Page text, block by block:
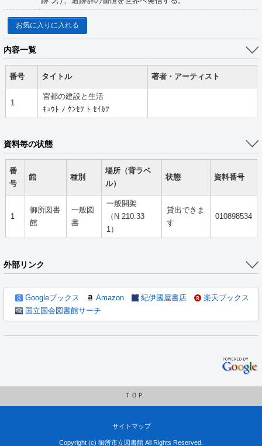
お気に入りに入れる
内容一覧
番号 タイトル 著者・アーティスト
1
宮都の建設と生活
ｷｭｳﾄ ﾉ ｹﾝｾﾂ ﾄ ｾｲｶﾂ
資料毎の状態
番
号
館 種別
場所（背ラベ
ル）
状態 資料番号
1
御所図書
館
一般図
書
一般開架
（N 210.33
1）
貸出できま
す
010898534
外部リンク
Googleブックス Amazon 紀伊國屋書店
楽天ブックス
国立国会図書館サーチ
ＴＯＰ
サイトマップ
Copyright (c) 御所市立図書館 All Rights Reserved.